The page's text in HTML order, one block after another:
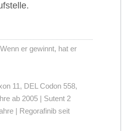
er gewinnt, hat er
11, DEL Codon 558,
ab 2005 | Sutent 2
| Regorafinib seit